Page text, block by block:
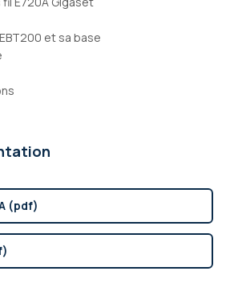
et sa base
(pdf)